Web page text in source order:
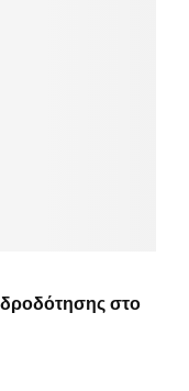
στο